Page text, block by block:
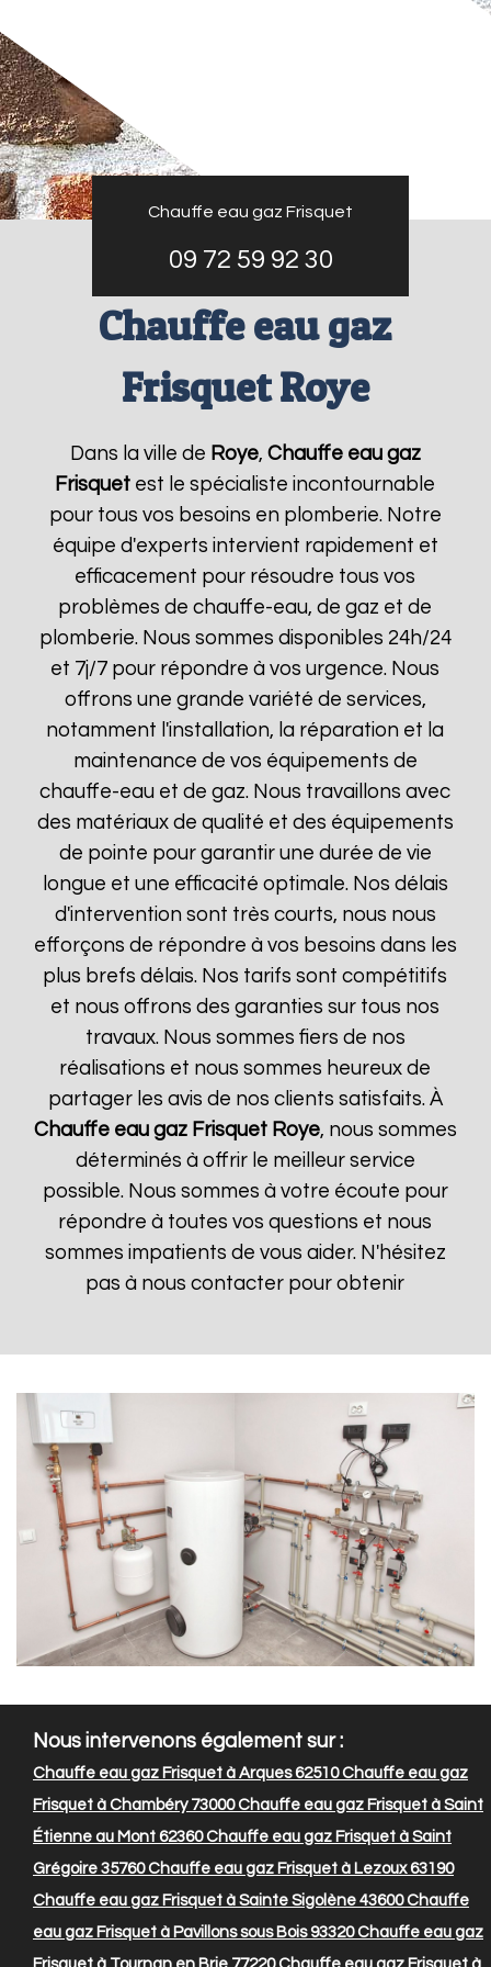
Chauffe eau gaz Frisquet
09 72 59 92 30
Chauffe eau gaz
Frisquet Roye
Dans la ville de Roye, Chauffe eau gaz
Frisquet est le spécialiste incontournable
pour tous vos besoins en plomberie. Notre
équipe d'experts intervient rapidement et
efficacement pour résoudre tous vos
problèmes de chauffe-eau, de gaz et de
plomberie. Nous sommes disponibles 24h/24
et 7j/7 pour répondre à vos urgence. Nous
offrons une grande variété de services,
notamment l'installation, la réparation et la
maintenance de vos équipements de
chauffe-eau et de gaz. Nous travaillons avec
des matériaux de qualité et des équipements
de pointe pour garantir une durée de vie
longue et une efficacité optimale. Nos délais
d'intervention sont très courts, nous nous
efforçons de répondre à vos besoins dans les
plus brefs délais. Nos tarifs sont compétitifs
et nous offrons des garanties sur tous nos
travaux. Nous sommes fiers de nos
réalisations et nous sommes heureux de
partager les avis de nos clients satisfaits. À
Chauffe eau gaz Frisquet Roye, nous sommes
déterminés à offrir le meilleur service
possible. Nous sommes à votre écoute pour
répondre à toutes vos questions et nous
sommes impatients de vous aider. N'hésitez
pas à nous contacter pour obtenir
Nous intervenons également sur :
Chauffe eau gaz Frisquet à Arques 62510Chauffe eau gaz
Frisquet à Chambéry 73000Chauffe eau gaz Frisquet à Saint
Étienne au Mont 62360Chauffe eau gaz Frisquet à Saint
Grégoire 35760Chauffe eau gaz Frisquet à Lezoux 63190
Chauffe eau gaz Frisquet à Sainte Sigolène 43600Chauffe
eau gaz Frisquet à Pavillons sous Bois 93320Chauffe eau gaz